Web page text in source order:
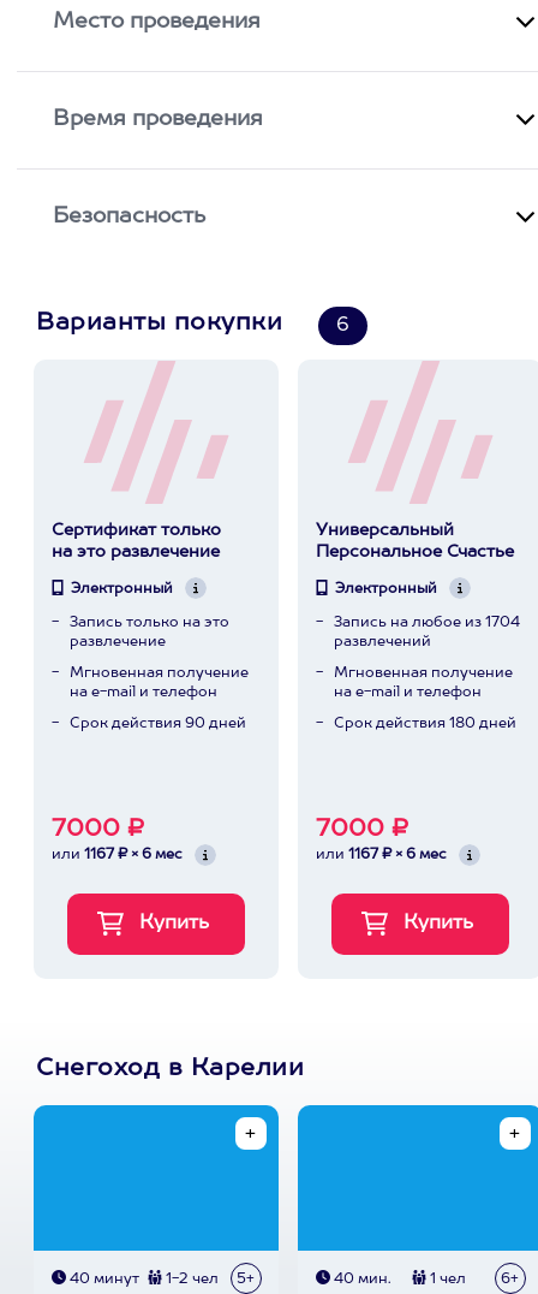
Место проведения
Время проведения
Безопасность
Варианты покупки 6
Сертификат только
на это развлечение
Электронный
Запись только на это
развлечение
Мгновенная получение
на e-mail и телефон
Срок действия 90 дней
7000 ₽
или 1167 ₽ × 6 мес
Универсальный
Персональное Счастье
Электронный
Запись на любое из 1704
развлечений
Мгновенная получение
на e-mail и телефон
Срок действия 180 дней
7000 ₽
или 1167 ₽ × 6 мес
Снегоход в Карелии
40 минут 1-2 чел 5+ 40 мин. 1 чел 6+